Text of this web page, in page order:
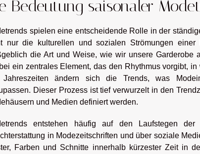
Bedeutung saisonaler
spielen eine entscheidende Rolle in der
nur die kulturellen und sozialen Strömungen
die Art und Weise, wie wir unsere Garderobe
ein zentrales Element, das den Rhythmus vorgibt,
ändern sich die Trends, was
Dieser Prozess ist tief verwurzelt in den
und Medien definiert werden.
entstehen häufig auf den Laufstegen
in Modezeitschriften und über soziale
Farben und Schnitte innerhalb kürzester Zeit in